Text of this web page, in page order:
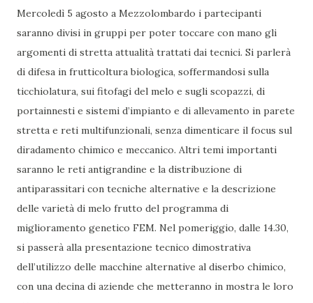
Mercoledì 5 agosto a Mezzolombardo i partecipanti
saranno divisi in gruppi per poter toccare con mano gli
argomenti di stretta attualità trattati dai tecnici. Si parlerà
di difesa in frutticoltura biologica, soffermandosi sulla
ticchiolatura, sui fitofagi del melo e sugli scopazzi, di
portainnesti e sistemi d’impianto e di allevamento in parete
stretta e reti multifunzionali, senza dimenticare il focus sul
diradamento chimico e meccanico. Altri temi importanti
saranno le reti antigrandine e la distribuzione di
antiparassitari con tecniche alternative e la descrizione
delle varietà di melo frutto del programma di
miglioramento genetico FEM. Nel pomeriggio, dalle 14.30,
si passerà alla presentazione tecnico dimostrativa
dell’utilizzo delle macchine alternative al diserbo chimico,
con una decina di aziende che metteranno in mostra le loro